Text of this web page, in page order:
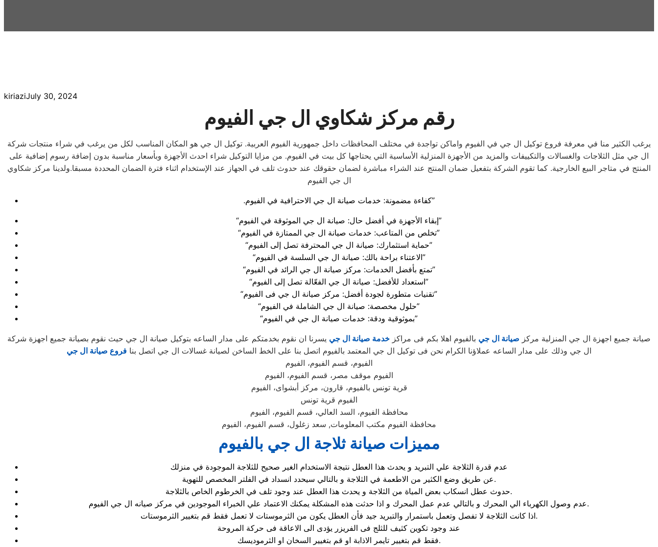
kiriaziJuly 30, 2024
رقم مركز شكاوي ال جي الفيوم
يرغب الكثير منا في معرفة فروع توكيل ال جي في الفيوم واماكن تواجدة في مختلف المحافظات داخل جمهورية الفيوم العربية. توكيل ال جي هو المكان المناسب لكل من يرغب في شراء منتجات شركة
ال جي مثل الثلاجات والغسالات والتكييفات والمزيد من الأجهزة المنزلية الأساسية التي يحتاجها كل بيت في الفيوم. من مزايا التوكيل شراء احدث الأجهزة وبأسعار مناسبة بدون إضافة رسوم إضافية على
المنتج في متاجر البيع الخارجية. كما تقوم الشركة بتفعيل ضمان المنتج عند الشراء مباشرة لضمان حقوقك عند حدوث تلف في الجهاز عند الإستخدام اثناء فترة الضمان المحددة مسبقا.ولدينا مركز شكاوي
ال جي الفيوم
.كفاءة مضمونة: خدمات صيانة ال جي الاحترافية في الفيوم”
“إبقاء الأجهزة في أفضل حال: صيانة ال جي الموثوقة في الفيوم”
“تخلص من المتاعب: خدمات صيانة ال جي الممتازة في الفيوم”
“حماية استثمارك: صيانة ال جي المحترفة تصل إلى الفيوم”
“الاعتناء براحة بالك: صيانة ال جي السلسة في الفيوم”
“تمتع بأفضل الخدمات: مركز صيانة ال جي الرائد في الفيوم”
“استعداد للأفضل: صيانة ال جي الفعّالة تصل إلى الفيوم”
“تقنيات متطورة لجودة أفضل: مركز صيانة ال جي فى الفيوم”
“حلول مخصصة: صيانة ال جي الشاملة في الفيوم”
“بموثوقية ودقة: خدمات صيانة ال جي في الفيوم”
صيانة جميع اجهزة ال جي المنزلية مركز صيانة ال جي بالفيوم اهلا بكم فى مراكز خدمة صيانة ال جي يسرنا ان نقوم بخدمتكم على مدار الساعه بتوكيل صيانة ال جي حيث نقوم بصيانة جميع اجهزة شركة
ال جي وذلك على مدار الساعه عملاؤنا الكرام نحن فى توكيل ال جي المعتمد بالفيوم اتصل بنا على الخط الساخن لصيانة غسالات ال جي اتصل بنا فروع صيانة ال جي
الفيوم، قسم الفيوم، الفيوم
الفيوم موقف مصر، قسم الفيوم، الفيوم
قرية تونس بالفيوم، قارون، مركز أبشواى، الفيوم
الفيوم قرية تونس
محافظة الفيوم، السد العالي، قسم الفيوم، الفيوم
محافظة الفيوم مكتب المعلومات, سعد زغلول، قسم الفيوم، الفيوم
مميزات صيانة ثلاجة ال جي بالفيوم
عدم قدرة الثلاجة علي التبريد و يحدث هذا العطل نتيجة الاستخدام الغير صحيح للثلاجة الموجودة في منزلك
عن طريق وضع الكثير من الاطعمة في الثلاجة و بالتالي سيحدد انسداد في الفلتر المخصص للتهوية.
حدوث عطل انسكاب بعض المياة من الثلاجة و يحدث هذا العطل عند وجود تلف في الخرطوم الخاص بالثلاجة.
عدم وصول الكهرباء الي المحرك و بالتالي عدم عمل المحرك و اذا حدثت هذه المشكلة يمكنك الاعتماد علي الخبراء الموجودين في مركز صيانه ال جي الفيوم.
اذا كانت الثلاجة لا تفصل وتعمل باستمرار والتبريد جيد فأن العطل يكون من الثرموستات لا تعمل فقط قم بتغيير الثرموستات.
عند وجود تكوين كثيف للثلج فى الفريزر يؤدى الى الاعاقة فى حركة المروحة
فقط قم بتغيير تايمر الاذابة او قم بتغيير السخان او الثرموديسك.